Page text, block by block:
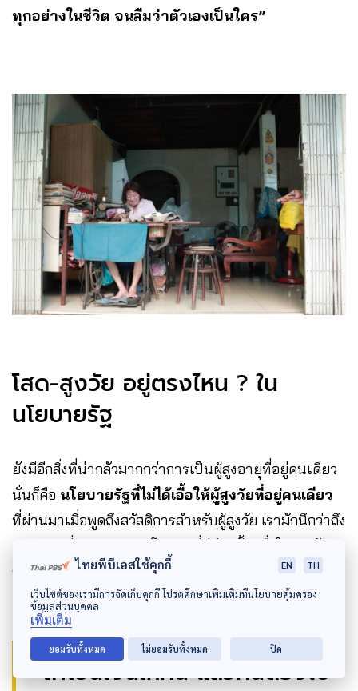
ทุกอย่างในชีวิต จนลืมว่าตัวเองเป็นใคร”
โสด-สูงวัย อยู่ตรงไหน ? ใน
นโยบายรัฐ
ยังมีอีกสิ่งที่น่ากลัวมากกว่าการเป็นผู้สูงอายุที่อยู่คนเดียว
นั่นก็คือ นโยบายรัฐที่ไม่ได้เอื้อให้ผู้สูงวัยที่อยู่คนเดียว
ที่ผ่านมาเมื่อพูดถึงสวัสดิการสำหรับผู้สูงวัย เรามักนึกว่าถึง
ชีวิตของผู้สูงวัยที่ต้องการพึ่งพาตัวเอง
“ถ้าโยนเงินให้คน แล้วคนต้องไป
ไทยพีบีเอสใช้คุกกี้ EN TH
เว็บไซต์ของเรามีการจัดเก็บคุกกี้ โปรดศึกษาเพิ่มเติมที่นโยบายคุ้มครอง
ข้อมูลส่วนบุคคล
เพิ่มเติม
ยอมรับทั้งหมด ไม่ยอมรับทั้งหมด ปิด